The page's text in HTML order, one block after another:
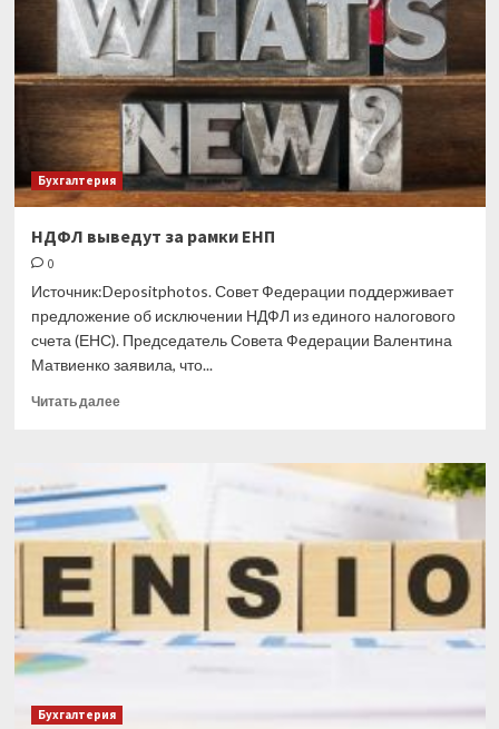
квартал
2023
года:
что
указывать
в
разделе
2
Бухгалтерия
НДФЛ выведут за рамки ЕНП
0
Источник:Depositphotos. Совет Федерации поддерживает
предложение об исключении НДФЛ из единого налогового
счета (ЕНС). Председатель Совета Федерации Валентина
Матвиенко заявила, что...
Читать далееПрочитать
выведут
за
рамки
ЕНП
Бухгалтерия